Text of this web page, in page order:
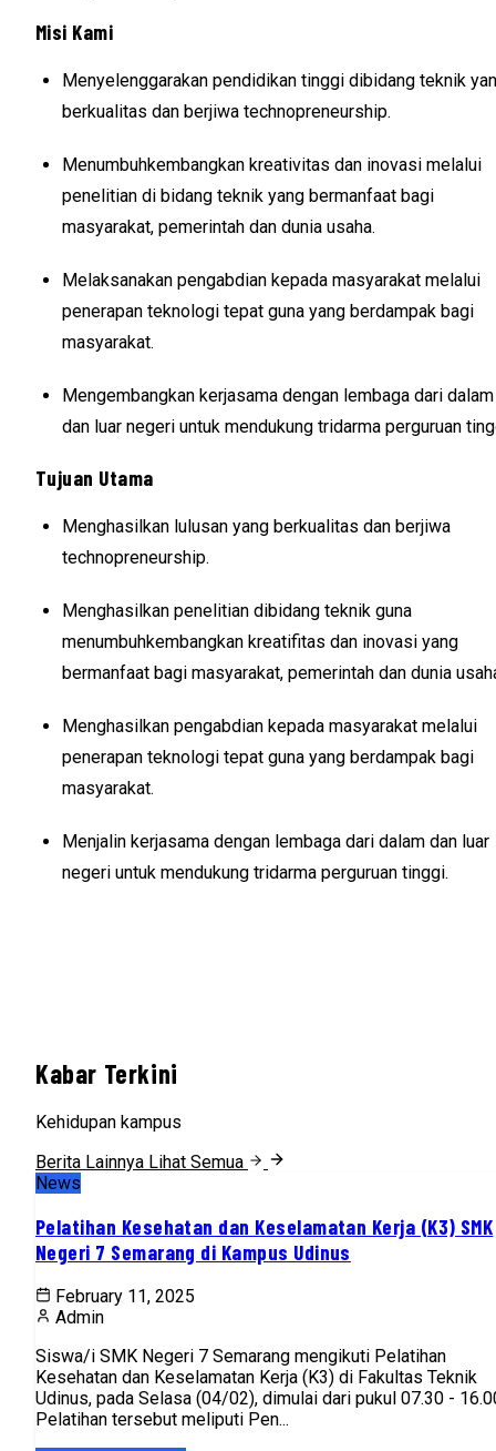
Misi Kami
Menyelenggarakan pendidikan tinggi dibidang teknik
berkualitas dan berjiwa technopreneurship.
Menumbuhkembangkan kreativitas dan inovasi melalui
penelitian di bidang teknik yang bermanfaat bagi
masyarakat, pemerintah dan dunia usaha.
Melaksanakan pengabdian kepada masyarakat melalui
penerapan teknologi tepat guna yang berdampak bagi
masyarakat.
Mengembangkan kerjasama dengan lembaga dari dalam
dan luar negeri untuk mendukung tridarma perguruan
Tujuan Utama
Menghasilkan lulusan yang berkualitas dan berjiwa
technopreneurship.
Menghasilkan penelitian dibidang teknik guna
menumbuhkembangkan kreatifitas dan inovasi yang
bermanfaat bagi masyarakat, pemerintah dan dunia
Menghasilkan pengabdian kepada masyarakat melalui
penerapan teknologi tepat guna yang berdampak bagi
masyarakat.
Menjalin kerjasama dengan lembaga dari dalam dan luar
negeri untuk mendukung tridarma perguruan tinggi.
Kabar Terkini
Kehidupan kampus
Berita Lainnya Lihat Semua
News
Pelatihan Kesehatan dan Keselamatan Kerja (K3) SMK
Negeri 7 Semarang di Kampus Udinus
February 11, 2025
Admin
Siswa/i SMK Negeri 7 Semarang mengikuti Pelatihan
Kesehatan dan Keselamatan Kerja (K3) di Fakultas Teknik
Udinus, pada Selasa (04/02), dimulai dari pukul 07.30 -
Pelatihan tersebut meliputi Pen...